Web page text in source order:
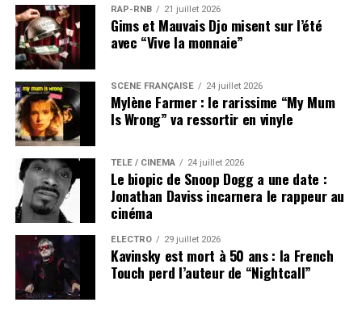
RAP-RNB 21 juillet 2026
Gims et Mauvais Djo misent sur l’été
avec “Vive la monnaie”
SCÈNE FRANÇAISE 24 juillet 2026
Mylène Farmer : le rarissime “My Mum
Is Wrong” va ressortir en vinyle
TÉLÉ / CINÉMA 24 juillet 2026
Le biopic de Snoop Dogg a une date :
Jonathan Daviss incarnera le rappeur au
cinéma
ÉLECTRO 29 juillet 2026
Kavinsky est mort à 50 ans : la French
Touch perd l’auteur de “Nightcall”